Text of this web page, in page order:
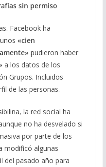
sin permiso
Facebook ha
«cien
pudieron haber
a los datos de los
Grupos. Incluidos
de las personas.
la red social ha
no ha desvelado si
por parte de los
modificó algunas
del pasado año para